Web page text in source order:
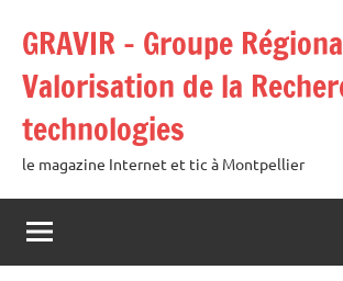
contenu
GRAVIR – Groupe
Valorisation de la
technologies
le magazine Internet et tic à Montpellier